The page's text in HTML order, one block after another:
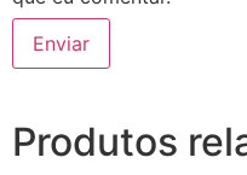
Produtos